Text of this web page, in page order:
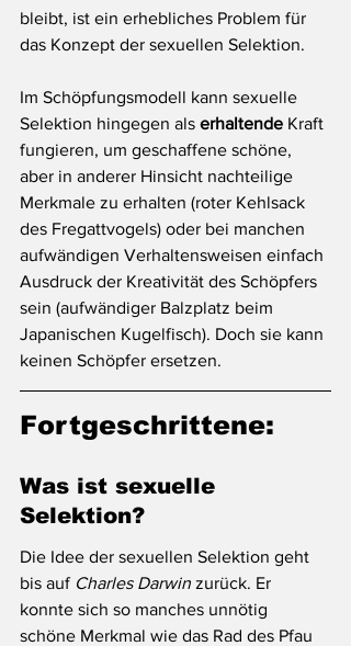
bleibt, ist ein erhebliches Problem für
das Konzept der sexuellen Selektion.
Im Schöpfungsmodell kann sexuelle
Selektion hingegen als erhaltende Kraft
fungieren, um geschaffene schöne,
aber in anderer Hinsicht nachteilige
Merkmale zu erhalten (roter Kehlsack
des Fregattvogels) oder bei manchen
aufwändigen Verhaltensweisen einfach
Ausdruck der Kreativität des Schöpfers
sein (aufwändiger Balzplatz beim
Japanischen Kugelfisch). Doch sie kann
keinen Schöpfer ersetzen.
Fortgeschrittene:
Was ist sexuelle
Selektion?
Die Idee der sexuellen Selektion geht
bis auf Charles Darwin zurück. Er
konnte sich so manches unnötig
schöne Merkmal wie das Rad des Pfau